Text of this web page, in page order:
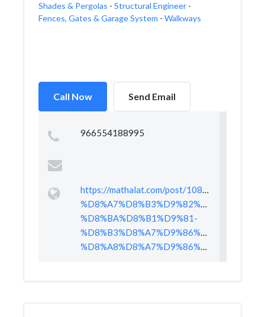
Shades & Pergolas - Structural Engineer -
Fences, Gates & Garage System - Walkways
Call Now Send Email
966554188995
https://mathalat.com/post/108/
%D8%A7%D8%B3%D9%82%D9%81-
%D8%BA%D8%B1%D9%81-
%D8%A8%D8%A7%D9%86%D9%84